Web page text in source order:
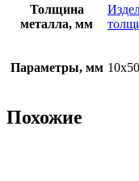
Толщина
металла, мм
Параметры, мм
Похожие